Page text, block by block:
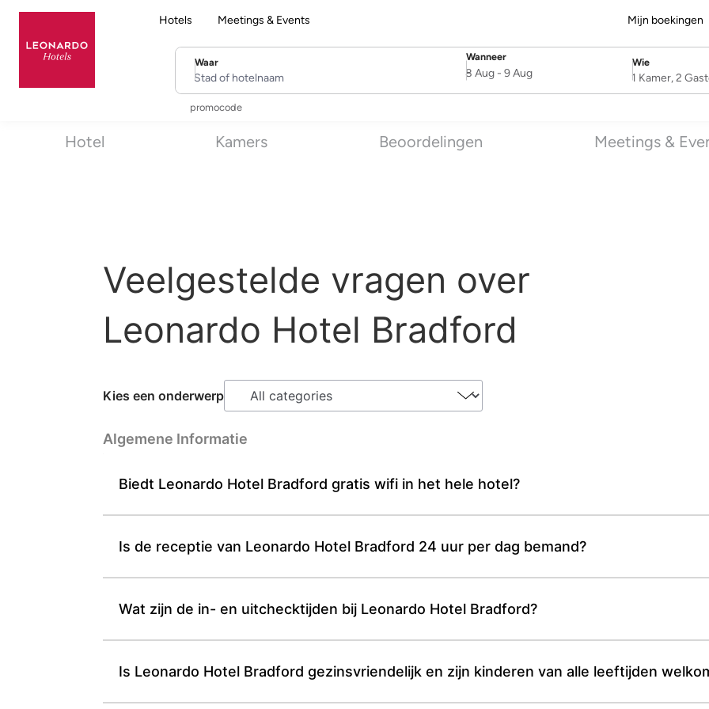
Hotels Meetings & Events Mijn boekingen
Waar
Stad of hotelnaam
Wanneer
SelectDate
8 Aug- 9 Aug
Wie
Username
1 Kamer, 2
promocode
Hotel Kamers Beoordelingen Meetings &
Veelgestelde vragen over
Leonardo Hotel Bradford
Kies een onderwerp
Algemene Informatie
Biedt Leonardo Hotel Bradford gratis wifi in het hele hotel?
Is de receptie van Leonardo Hotel Bradford 24 uur per dag bemand?
Wat zijn de in- en uitchecktijden bij Leonardo Hotel Bradford?
Is Leonardo Hotel Bradford gezinsvriendelijk en zijn kinderen van alle leeftijden